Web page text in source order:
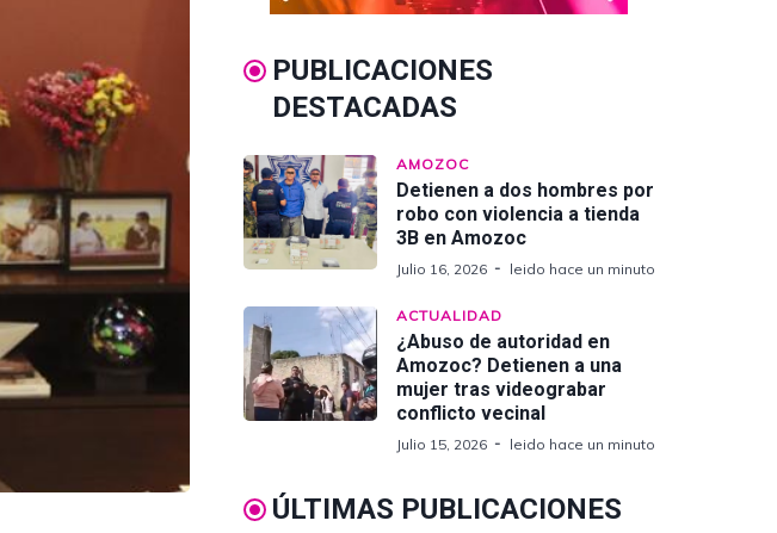
PUBLICACIONES
DESTACADAS
AMOZOC
Detienen a dos hombres por
robo con violencia a tienda
3B en Amozoc
Julio 16, 2026 leido hace un minuto
ACTUALIDAD
¿Abuso de autoridad en
Amozoc? Detienen a una
mujer tras videograbar
conflicto vecinal
Julio 15, 2026 leido hace un minuto
ÚLTIMAS PUBLICACIONES